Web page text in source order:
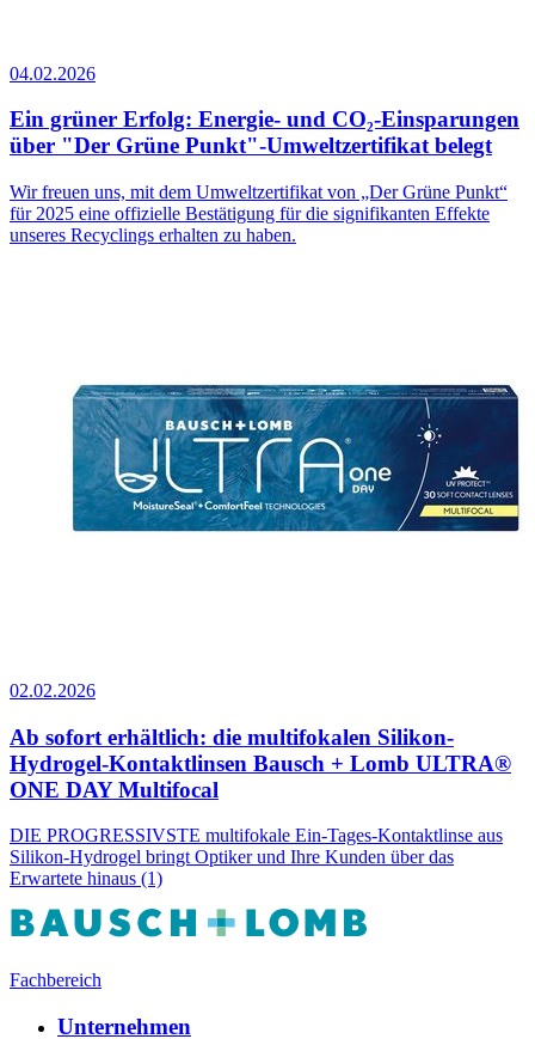
04.02.2026
Ein grüner Erfolg: Energie- und CO₂-Einsparungen
über "Der Grüne Punkt"-Umweltzertifikat belegt
Wir freuen uns, mit dem Umweltzertifikat von „Der Grüne Punkt“
für 2025 eine offizielle Bestätigung für die signifikanten Effekte
unseres Recyclings erhalten zu haben.
02.02.2026
Ab sofort erhältlich: die multifokalen Silikon-
Hydrogel-Kontaktlinsen Bausch + Lomb ULTRA®
ONE DAY Multifocal
DIE PROGRESSIVSTE multifokale Ein-Tages-Kontaktlinse aus
Silikon-Hydrogel bringt Optiker und Ihre Kunden über das
Erwartete hinaus (1)
Fachbereich
Unternehmen